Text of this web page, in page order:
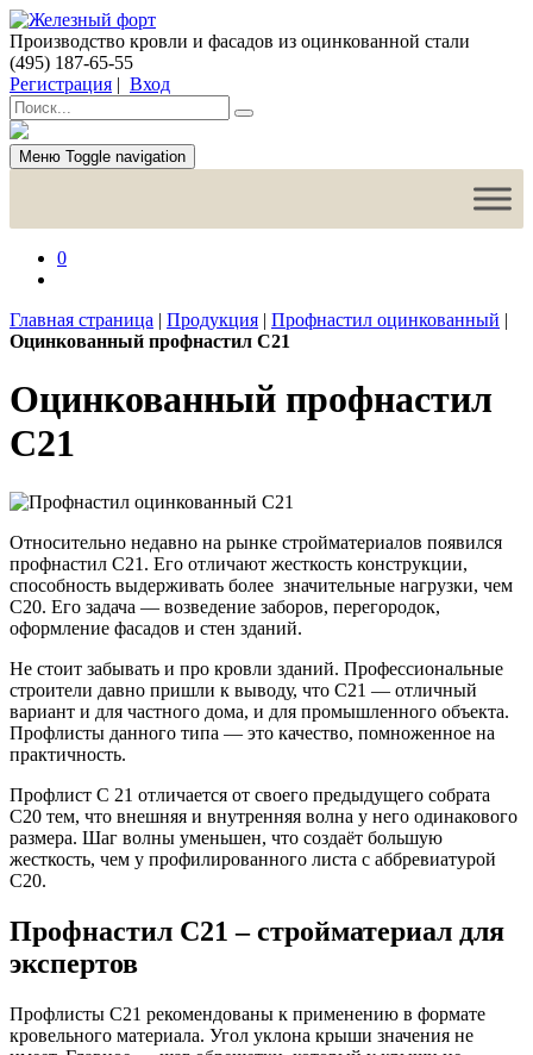
Производство кровли и фасадов из оцинкованной стали
(495) 187-65-55
Регистрация | Вход
Меню Toggle navigation
0
Главная страница | Продукция | Профнастил оцинкованный |
Оцинкованный профнастил С21
Оцинкованный профнастил
С21
Относительно недавно на рынке стройматериалов появился
профнастил С21. Его отличают жесткость конструкции,
способность выдерживать более значительные нагрузки, чем
С20. Его задача — возведение заборов, перегородок,
оформление фасадов и стен зданий.
Не стоит забывать и про кровли зданий. Профессиональные
строители давно пришли к выводу, что С21 — отличный
вариант и для частного дома, и для промышленного объекта.
Профлисты данного типа — это качество, помноженное на
практичность.
Профлист С 21 отличается от своего предыдущего собрата
С20 тем, что внешняя и внутренняя волна у него одинакового
размера. Шаг волны уменьшен, что создаёт большую
жесткость, чем у профилированного листа с аббревиатурой
С20.
Профнастил С21 – стройматериал для
экспертов
Профлисты С21 рекомендованы к применению в формате
кровельного материала. Угол уклона крыши значения не